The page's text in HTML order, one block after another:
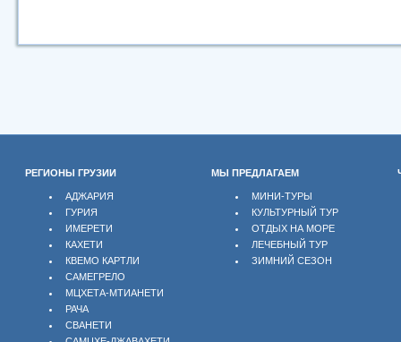
РЕГИОНЫ ГРУЗИИ МЫ ПРЕДЛАГАЕМ
АДЖАРИЯ
ГУРИЯ
ИМЕРЕТИ
КАХЕТИ
КВЕМО КАРТЛИ
САМЕГРЕЛО
МЦХЕТА-МТИАНЕТИ
РАЧА
СВАНЕТИ
МИНИ-ТУРЫ
КУЛЬТУРНЫЙ ТУР
ОТДЫХ НА МОРЕ
ЛЕЧЕБНЫЙ ТУР
ЗИМНИЙ СЕЗОН